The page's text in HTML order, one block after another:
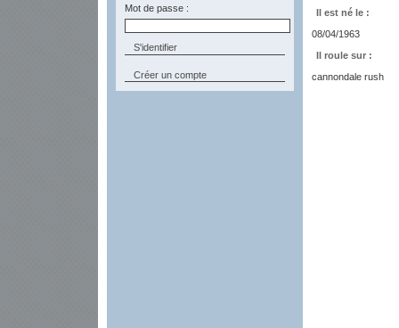
Mot de passe :
Créer un compte
Il est né le :
08/04/1963
Il roule sur :
cannondale rush